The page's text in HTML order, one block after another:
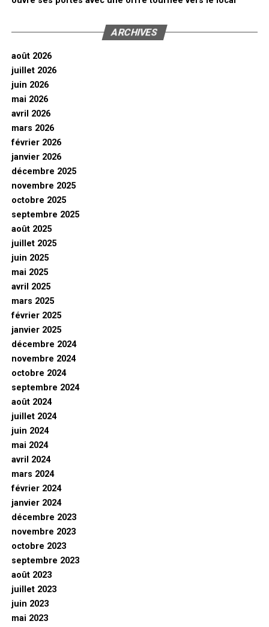
ARCHIVES
août 2026
juillet 2026
juin 2026
mai 2026
avril 2026
mars 2026
février 2026
janvier 2026
décembre 2025
novembre 2025
octobre 2025
septembre 2025
août 2025
juillet 2025
juin 2025
mai 2025
avril 2025
mars 2025
février 2025
janvier 2025
décembre 2024
novembre 2024
octobre 2024
septembre 2024
août 2024
juillet 2024
juin 2024
mai 2024
avril 2024
mars 2024
février 2024
janvier 2024
décembre 2023
novembre 2023
octobre 2023
septembre 2023
août 2023
juillet 2023
juin 2023
mai 2023